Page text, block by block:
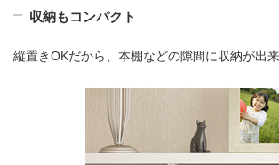
収納もコンパクト
縦置きOKだから、本棚などの隙間に収納が出来